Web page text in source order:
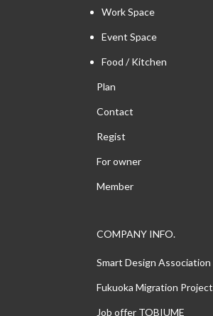
Work Space
Event Space
Food / Kitchen
Plan
Contact
Regist
For owner
Member
COMPANY INFO.
Smart Design Association
Fukuoka Migration Project
Job offer TOBIUME